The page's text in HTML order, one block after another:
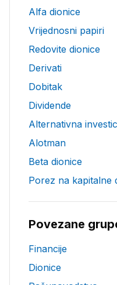
Alfa dionice
Vrijednosni papiri
Redovite dionice
Derivati
Dobitak
Dividende
Alternativna
Alotman
Beta dionice
Porez na kapitalne
Povezane
Financije
Dionice